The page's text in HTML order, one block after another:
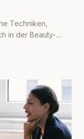
Techniken,
in der Beauty-